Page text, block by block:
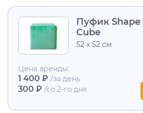
Пуфик Shape
Cube
52 х 52 см
Цена аренды:
1 400 ₽ /за день
300 ₽ /со 2-го дня